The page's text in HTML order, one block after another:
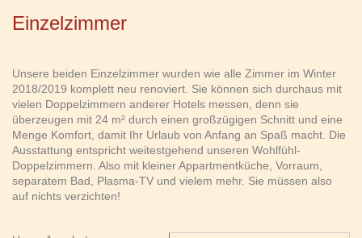
Einzelzimmer
Unsere beiden Einzelzimmer wurden wie alle Zimmer im Winter
2018/2019 komplett neu renoviert. Sie können sich durchaus mit
vielen Doppelzimmern anderer Hotels messen, denn sie
überzeugen mit 24 m² durch einen großzügigen Schnitt und eine
Menge Komfort, damit Ihr Urlaub von Anfang an Spaß macht. Die
Ausstattung entspricht weitestgehend unseren Wohlfühl-
Doppelzimmern. Also mit kleiner Appartmentküche, Vorraum,
separatem Bad, Plasma-TV und vielem mehr. Sie müssen also
auf nichts verzichten!